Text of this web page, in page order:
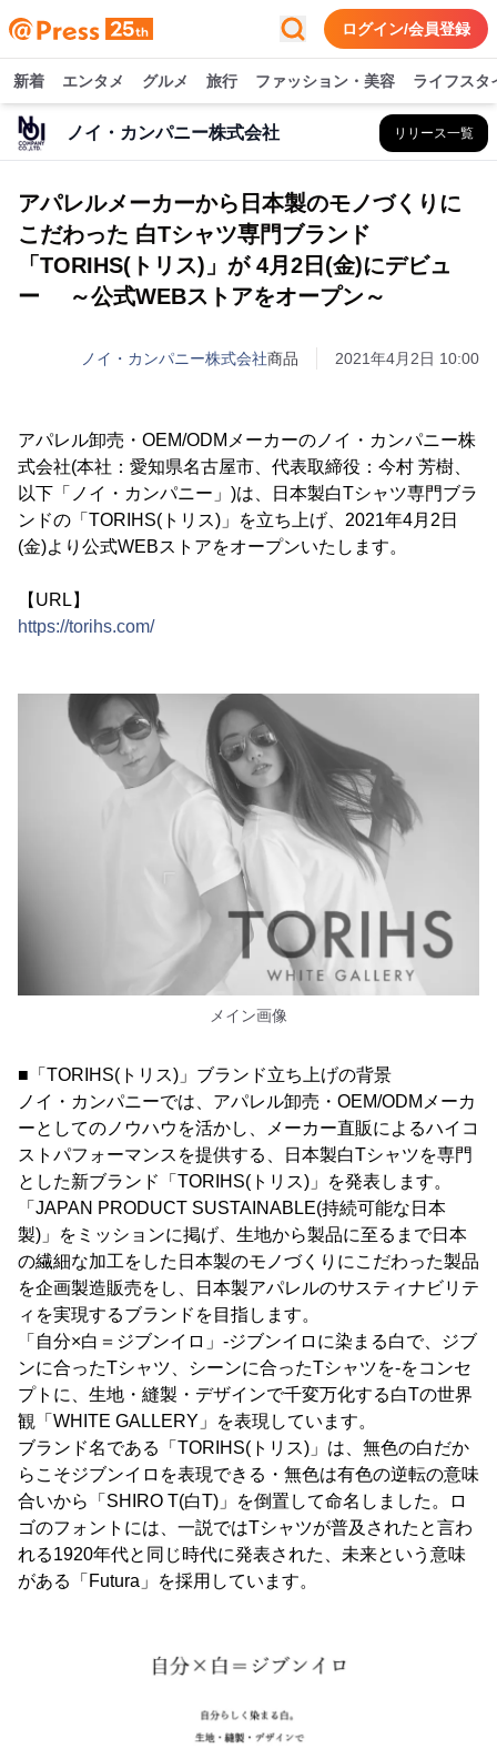
ログイン/会員登録
新着 エンタメ グルメ 旅行 ファッション・美容 ライフスタ
ノイ・カンパニー株式会社 リリース一覧
アパレルメーカーから日本製のモノづくりに
こだわった 白Tシャツ専門ブランド
「TORIHS(トリス)」が 4月2日(金)にデビュ
ー ～公式WEBストアをオープン～
ノイ・カンパニー株式会社商品 2021年4月2日 10:00
アパレル卸売・OEM/ODMメーカーのノイ・カンパニー株
式会社(本社：愛知県名古屋市、代表取締役：今村 芳樹、
以下「ノイ・カンパニー」)は、日本製白Tシャツ専門ブラ
ンドの「TORIHS(トリス)」を立ち上げ、2021年4月2日
(金)より公式WEBストアをオープンいたします。
【URL】
https://torihs.com/
メイン画像
■「TORIHS(トリス)」ブランド立ち上げの背景
ノイ・カンパニーでは、アパレル卸売・OEM/ODMメーカ
ーとしてのノウハウを活かし、メーカー直販によるハイコ
ストパフォーマンスを提供する、日本製白Tシャツを専門
とした新ブランド「TORIHS(トリス)」を発表します。
「JAPAN PRODUCT SUSTAINABLE(持続可能な日本
製)」をミッションに掲げ、生地から製品に至るまで日本
の繊細な加工をした日本製のモノづくりにこだわった製品
を企画製造販売をし、日本製アパレルのサスティナビリテ
ィを実現するブランドを目指します。
「自分×白＝ジブンイロ」-ジブンイロに染まる白で、ジブ
ンに合ったTシャツ、シーンに合ったTシャツを-をコンセ
プトに、生地・縫製・デザインで千変万化する白Tの世界
観「WHITE GALLERY」を表現しています。
ブランド名である「TORIHS(トリス)」は、無色の白だか
らこそジブンイロを表現できる・無色は有色の逆転の意味
合いから「SHIRO T(白T)」を倒置して命名しました。ロ
ゴのフォントには、一説ではTシャツが普及されたと言わ
れる1920年代と同じ時代に発表された、未来という意味
がある「Futura」を採用しています。